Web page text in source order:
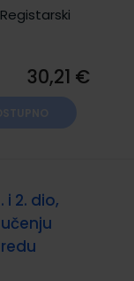
Registarski
30,21 €
i 2. dio,